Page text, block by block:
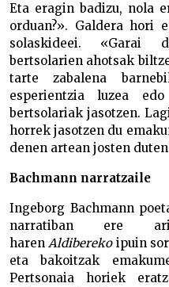
Eta eragin badizu, nola
orduan?». Galdera hori
solaskideei. «Garai
bertsolarien ahotsak
tarte zabalena
esperientzia luzea
bertsolariak jasotzen.
horrek jasotzen du
denen artean josten
Bachmann narratzaile
Ingeborg Bachmann
narratiban ere
harenAldibereko ipuin
eta bakoitzak
Pertsonaia horiek